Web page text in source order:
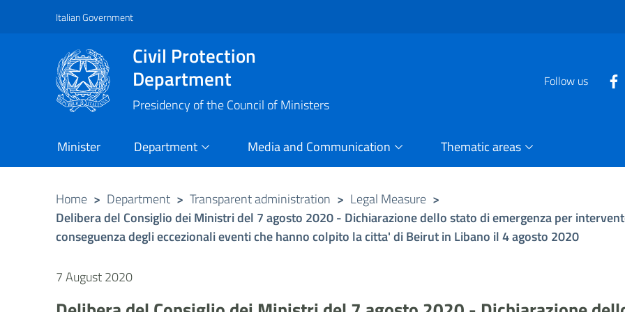
Vai al contenuto principale
Raggiungi il piè di pagina
Italian Government
Civil Protection
Department
Presidency of the Council of Ministers
Follow us
Minister Department Media and Communication Thematic areas
Home > Department > Transparent administration > Legal Measure >
Delibera del Consiglio dei Ministri del 7 agosto 2020 - Dichiarazione dello stato di emergenza per
conseguenza degli eccezionali eventi che hanno colpito la citta' di Beirut in Libano il 4 agosto 2020
7 August 2020